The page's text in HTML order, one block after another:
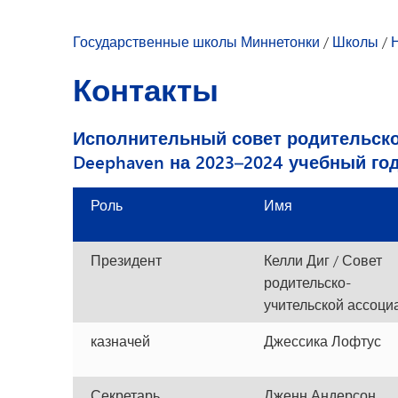
Досуг для молодежиОткрытый
Справочник
Государственные школы Миннетонки / Школы /
Контакты
Исполнительный совет
Deephaven на 2023–2024 учебный
Роль Имя
Президент
Келли Диг / Совет
родительско-
учительской
казначей Джессика Лофтус